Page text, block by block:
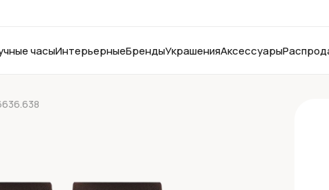
часыИнтерьерныеБрендыУкрашенияАксессуары